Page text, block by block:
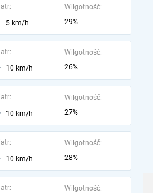
5 km/h
Wilgotność:
29%
10 km/h
Wilgotność:
26%
10 km/h
Wilgotność:
27%
10 km/h
Wilgotność:
28%
Wilgotność: